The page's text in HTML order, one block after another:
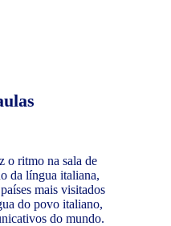
o ritmo na sala de
da língua italiana,
mais visitados
do povo italiano,
do mundo.